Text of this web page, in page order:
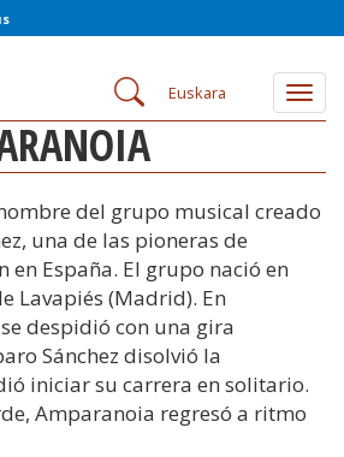
Euskara
del grupo musical creado
una de las pioneras de
en España. El grupo nació en
Lavapiés (Madrid). En
despidió con una gira
Sánchez disolvió la
iniciar su carrera en solitario.
Amparanoia regresó a ritmo